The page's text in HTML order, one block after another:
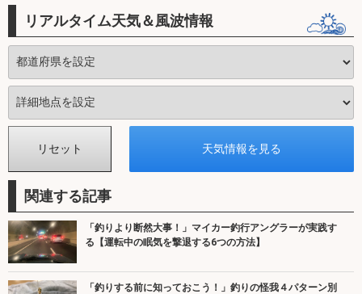
リアルタイム天気＆風波情報
関連する記事
「釣りより断然大事！」マイカー釣行アングラーが実践す
る【運転中の眠気を撃退する6つの方法】
「釣りする前に知っておこう！」釣りの怪我４パターン別